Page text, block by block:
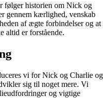
følger historien om Nick og
gennem kærlighed, venskab
af ægte forbindelser og at
altid er forstående.
vi for Nick og Charlie og
sig til noget mere. Vi
og vigtige